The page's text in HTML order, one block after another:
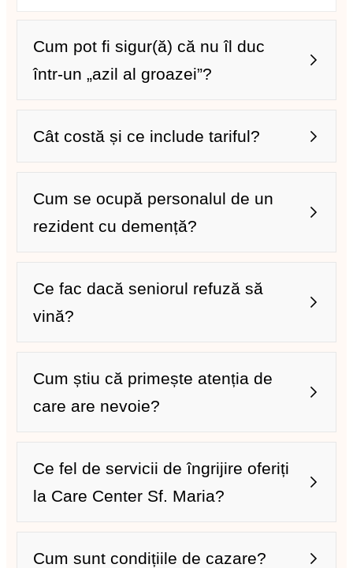
Cum pot fi sigur(ă) că nu îl duc
într-un „azil al groazei”?
Exemplu concret:
Cât costă și ce include tariful?
Cum se ocupă personalul de un
rezident cu demență?
Ce fac dacă seniorul refuză să
vină?
Cum știu că primește atenția de
care are nevoie?
Ce fel de servicii de îngrijire oferiți
la Care Center Sf. Maria?
Cum sunt condițiile de cazare?